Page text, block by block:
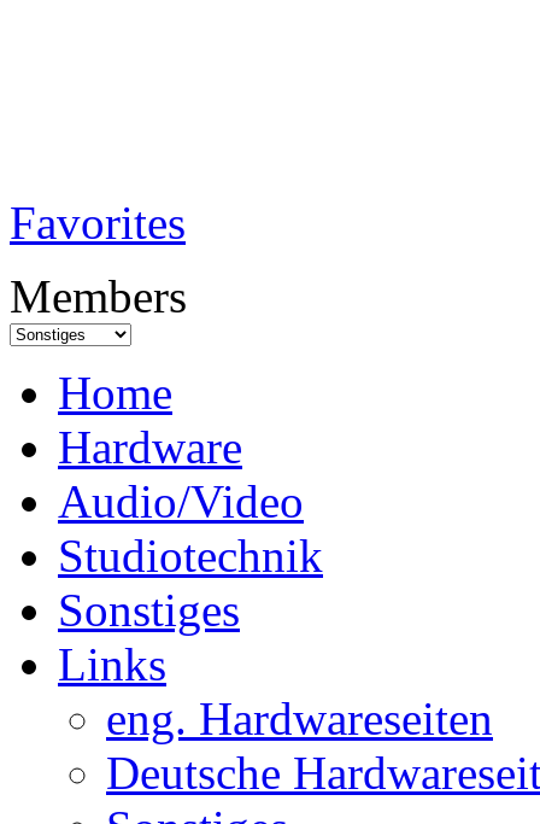
Favorites
Members
Home
Hardware
Audio/Video
Studiotechnik
Sonstiges
Links
eng. Hardwareseiten
Deutsche